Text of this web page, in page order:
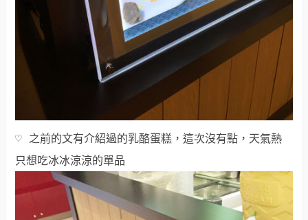
♡ 之前的文有介紹過的乳酪蛋糕，這次沒有點，天氣熱
只想吃冰冰涼涼的單品